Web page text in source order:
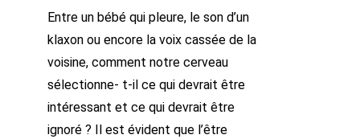
Entre un bébé qui pleure, le son d’un
klaxon ou encore la voix cassée de la
voisine, comment notre cerveau
sélectionne- t-il ce qui devrait être
intéressant et ce qui devrait être
ignoré ? Il est évident que l’être